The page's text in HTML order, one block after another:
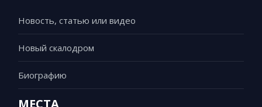
Новость, статью или видео
Новый скалодром
Биографию